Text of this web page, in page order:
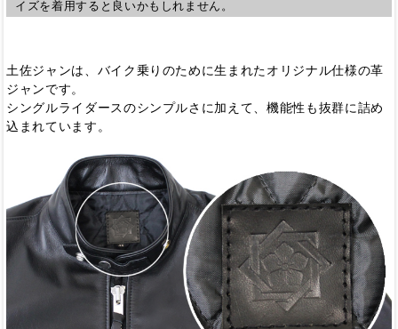
イズを着用すると良いかもしれません。
土佐ジャンは、バイク乗りのために生まれたオリジナル仕様の革
ジャンです。
シングルライダースのシンプルさに加えて、機能性も抜群に詰め
込まれています。